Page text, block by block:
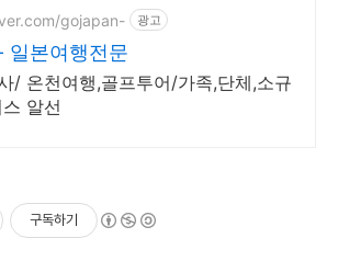
gojapan- 광고
일본여행전문
/ 온천여행,골프투어/가족,단체,소규
알선
구독하기